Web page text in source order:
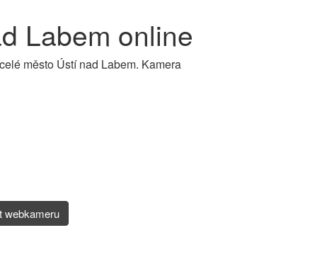
Labem online
město Ústí nad Labem. Kamera
webkameru